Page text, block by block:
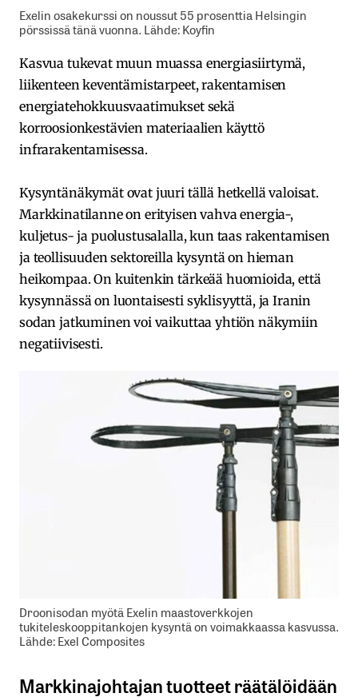
Exelin osakekurssi on noussut 55 prosenttia Helsingin
pörssissä tänä vuonna. Lähde: Koyfin
Kasvua tukevat muun muassa energiasiirtymä,
liikenteen keventämistarpeet, rakentamisen
energiatehokkuusvaatimukset sekä
korroosionkestävien materiaalien käyttö
infrarakentamisessa.
Kysyntänäkymät ovat juuri tällä hetkellä valoisat.
Markkinatilanne on erityisen vahva energia-,
kuljetus- ja puolustusalalla, kun taas rakentamisen
ja teollisuuden sektoreilla kysyntä on hieman
heikompaa. On kuitenkin tärkeää huomioida, että
kysynnässä on luontaisesti syklisyyttä, ja Iranin
sodan jatkuminen voi vaikuttaa yhtiön näkymiin
negatiivisesti.
Droonisodan myötä Exelin maastoverkkojen
tukiteleskooppitankojen kysyntä on voimakkaassa kasvussa.
Lähde: Exel Composites
Markkinajohtajan tuotteet räätälöidään